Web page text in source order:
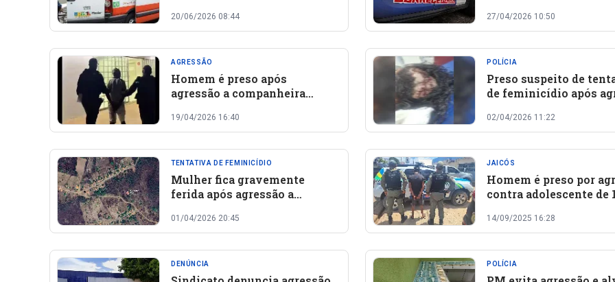
20/06/2026 08:44 27/04/2026 10:50
AGRESSÃO
Homem é preso após
agressão a companheira
Campinas do Piauí
19/04/2026 16:40
POLÍCIA
Preso suspeito de
de feminicídio após
Varjota
02/04/2026 11:22
TENTATIVA DE FEMINICÍDIO
Mulher fica gravemente
ferida após agressão a
João da Varjota
01/04/2026 20:45
JAICÓS
Homem é preso por
contra adolescente de
14/09/2025 16:28
DENÚNCIA POLÍCIA